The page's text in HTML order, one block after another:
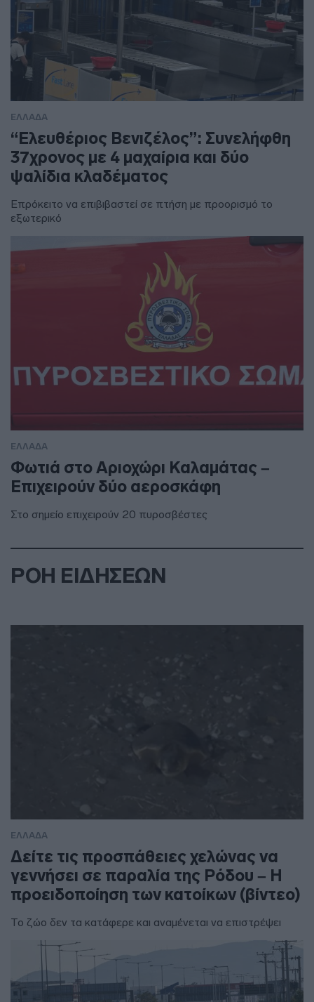
ΕΛΛΑΔΑ
“Ελευθέριος Βενιζέλος”: Συνελήφθη
37χρονος με 4 μαχαίρια και δύο
ψαλίδια κλαδέματος
Επρόκειτο να επιβιβαστεί σε πτήση με προορισμό το
εξωτερικό
ΕΛΛΑΔΑ
Φωτιά στο Αριοχώρι Καλαμάτας –
Επιχειρούν δύο αεροσκάφη
Στο σημείο επιχειρούν 20 πυροσβέστες
ΡΟΗ ΕΙΔΗΣΕΩΝ
ΕΛΛΑΔΑ
Δείτε τις προσπάθειες χελώνας να
γεννήσει σε παραλία της Ρόδου – Η
προειδοποίηση των κατοίκων (βίντεο)
Το ζώο δεν τα κατάφερε και αναμένεται να επιστρέψει